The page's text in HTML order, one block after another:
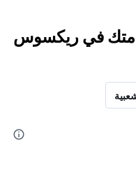
في ريكسوس